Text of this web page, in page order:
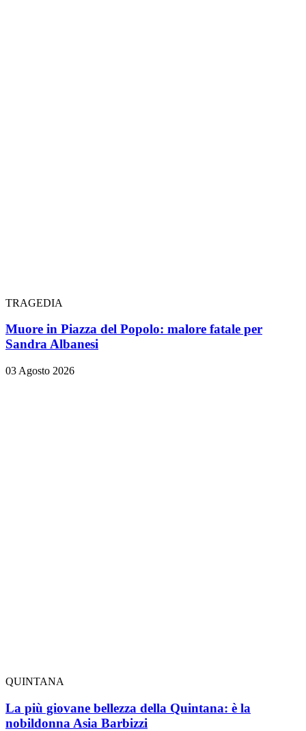
TRAGEDIA
Muore in Piazza del Popolo: malore fatale per
Sandra Albanesi
03 Agosto 2026
QUINTANA
La più giovane bellezza della Quintana: è la
nobildonna Asia Barbizzi